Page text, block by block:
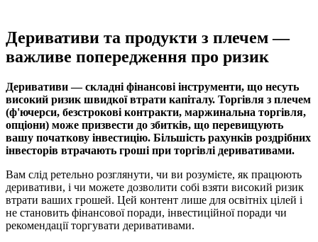
Деривативи та продукти з плечем —
важливе попередження про ризик
Деривативи — складні фінансові інструменти, що несуть
високий ризик швидкої втрати капіталу. Торгівля з плечем
(ф'ючерси, безстрокові контракти, маржинальна торгівля,
опціони) може призвести до збитків, що перевищують
вашу початкову інвестицію. Більшість рахунків роздрібних
інвесторів втрачають гроші при торгівлі деривативами.
Вам слід ретельно розглянути, чи ви розумієте, як працюють
деривативи, і чи можете дозволити собі взяти високий ризик
втрати ваших грошей. Цей контент лише для освітніх цілей і
не становить фінансової поради, інвестиційної поради чи
рекомендації торгувати деривативами.